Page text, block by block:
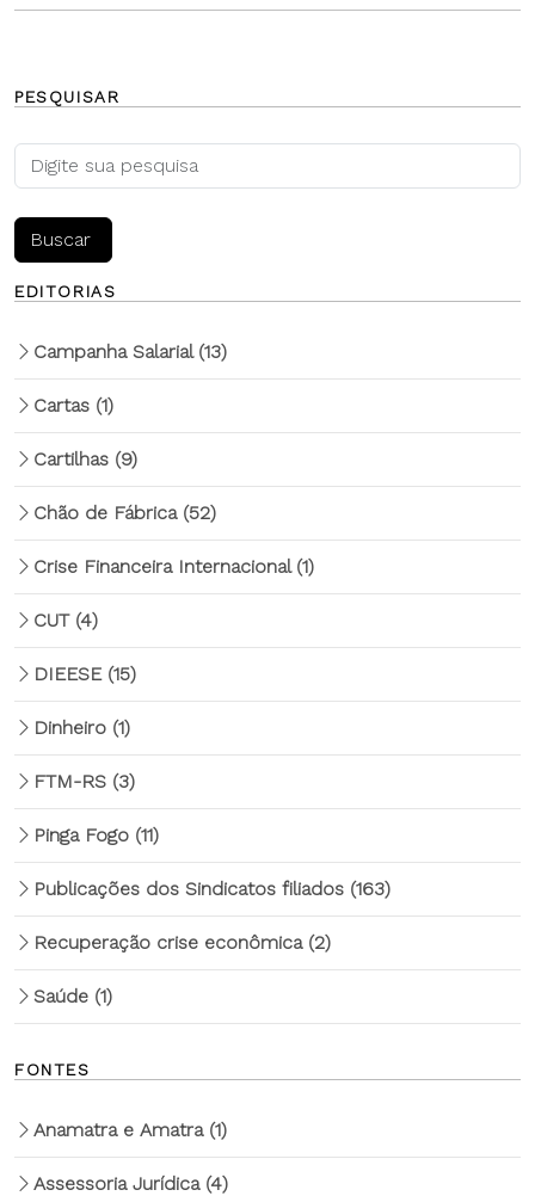
PESQUISAR
EDITORIAS
Campanha Salarial (13)
Cartas (1)
Cartilhas (9)
Chão de Fábrica (52)
Crise Financeira Internacional (1)
CUT (4)
DIEESE (15)
Dinheiro (1)
FTM-RS (3)
Pinga Fogo (11)
Publicações dos Sindicatos filiados (163)
Recuperação crise econômica (2)
Saúde (1)
FONTES
Anamatra e Amatra (1)
Assessoria Jurídica (4)